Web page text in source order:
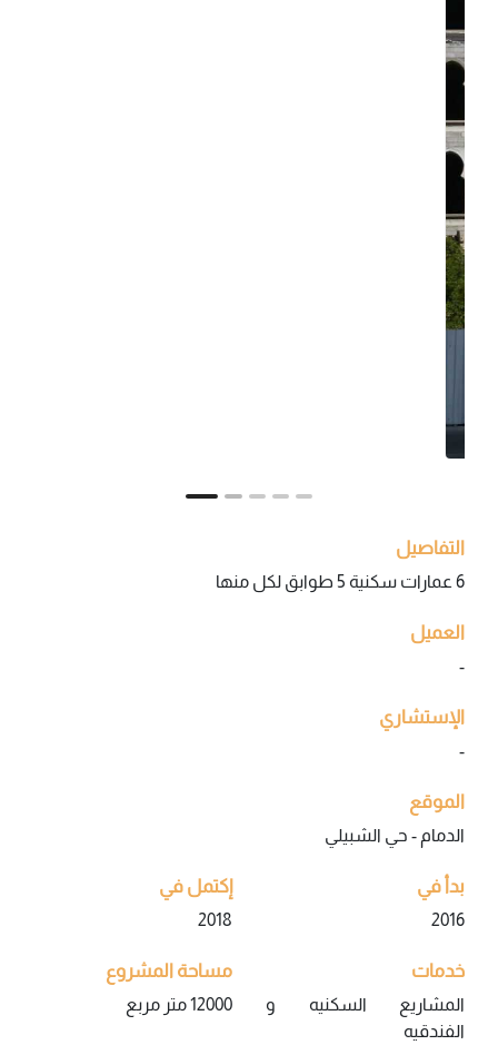
التفاصيل
6 عمارات سكنية 5 طوابق لكل منها
العميل
-
الإستشاري
-
الموقع
الدمام - حي الشبيلي
بدأ في
2016
إكتمل في
2018
خدمات
المشاريع السكنيه و
الفندقيه
مساحة المشروع
12000 متر مربع